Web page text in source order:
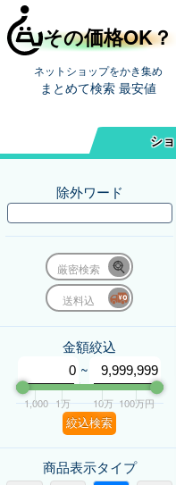
その価格OK？
ネットショップをかき集め
まとめて検索 最安値
シ
除外ワード
厳密検索
送料込
金額絞込
~
1,000 1万 10万 100万円
絞込検索
商品表示タイプ